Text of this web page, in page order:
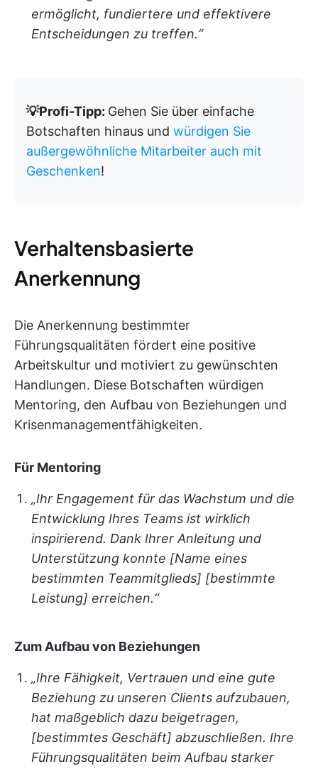
ermöglicht, fundiertere und effektivere
Entscheidungen zu treffen.“
💡Profi-Tipp: Gehen Sie über einfache
Botschaften hinaus und würdigen Sie
außergewöhnliche Mitarbeiter auch mit
Geschenken!
Verhaltensbasierte
Anerkennung
Die Anerkennung bestimmter
Führungsqualitäten fördert eine positive
Arbeitskultur und motiviert zu gewünschten
Handlungen. Diese Botschaften würdigen
Mentoring, den Aufbau von Beziehungen und
Krisenmanagementfähigkeiten.
Für Mentoring
„Ihr Engagement für das Wachstum und die
Entwicklung Ihres Teams ist wirklich
inspirierend. Dank Ihrer Anleitung und
Unterstützung konnte [Name eines
bestimmten Teammitglieds] [bestimmte
Leistung] erreichen.“
Zum Aufbau von Beziehungen
„Ihre Fähigkeit, Vertrauen und eine gute
Beziehung zu unseren Clients aufzubauen,
hat maßgeblich dazu beigetragen,
[bestimmtes Geschäft] abzuschließen. Ihre
Führungsqualitäten beim Aufbau starker